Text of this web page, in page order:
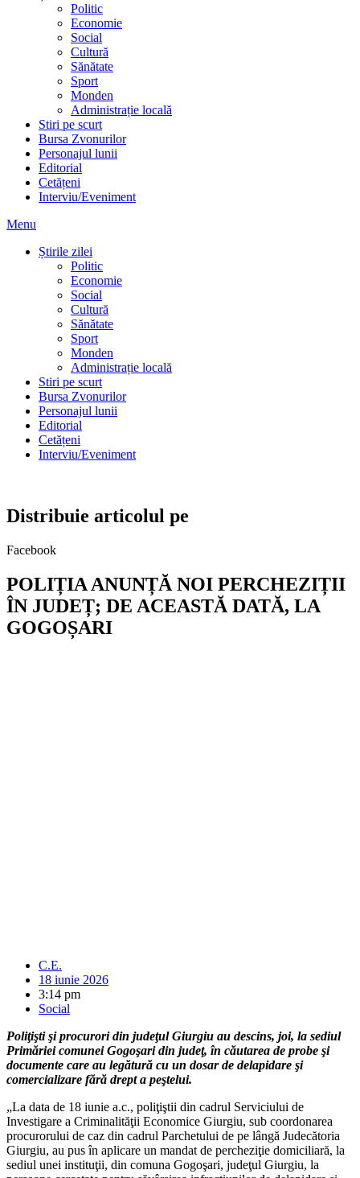
Politic
Economie
Social
Cultură
Sănătate
Sport
Monden
Administrație locală
Stiri pe scurt
Bursa Zvonurilor
Personajul lunii
Editorial
Cetățeni
Interviu/Eveniment
Menu
Știrile zilei
Politic
Economie
Social
Cultură
Sănătate
Sport
Monden
Administrație locală
Stiri pe scurt
Bursa Zvonurilor
Personajul lunii
Editorial
Cetățeni
Interviu/Eveniment
Distribuie articolul pe
Facebook
POLIȚIA ANUNȚĂ NOI PERCHEZIȚII
ÎN JUDEȚ; DE ACEASTĂ DATĂ, LA
GOGOȘARI
C.E.
18 iunie 2026
3:14 pm
Social
Poliţişti şi procurori din judeţul Giurgiu au descins, joi, la sediul
Primăriei comunei Gogoşari din judeţ, în căutarea de probe şi
documente care au legătură cu un dosar de delapidare şi
comercializare fără drept a peştelui.
„La data de 18 iunie a.c., poliţiştii din cadrul Serviciului de
Investigare a Criminalităţii Economice Giurgiu, sub coordonarea
procurorului de caz din cadrul Parchetului de pe lângă Judecătoria
Giurgiu, au pus în aplicare un mandat de percheziţie domiciliară, la
sediul unei instituţii, din comuna Gogoşari, judeţul Giurgiu, la